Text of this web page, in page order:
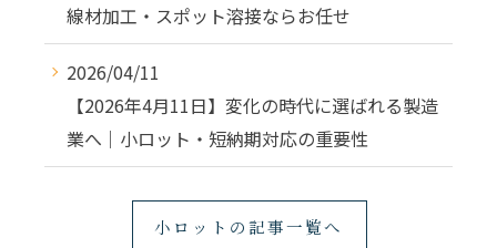
線材加工・スポット溶接ならお任せ
2026/04/11
【2026年4月11日】変化の時代に選ばれる製造
業へ｜小ロット・短納期対応の重要性
小ロットの記事一覧へ